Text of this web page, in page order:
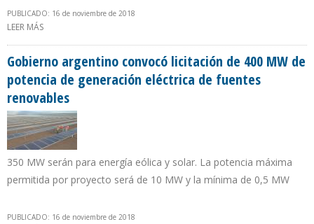
PUBLICADO: 16 de noviembre de 2018
LEER MÁS
Gobierno argentino convocó licitación de 400 MW de
potencia de generación eléctrica de fuentes
renovables
350 MW serán para energía eólica y solar. La potencia máxima
permitida por proyecto será de 10 MW y la mínima de 0,5 MW
PUBLICADO: 16 de noviembre de 2018